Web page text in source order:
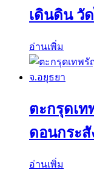
เดินดิน วั
อ่านเพิ่ม
ตะกรุดเ
ดอนกระสั
อ่านเพิ่ม